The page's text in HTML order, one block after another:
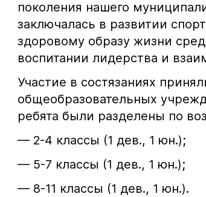
поколения нашего
заключалась в развитии
здоровому образу жизни
воспитании лидерства и
Участие в состязаниях
общеобразовательных
ребята были разделены по
— 2-4 классы (1 дев., 1 юн.);
— 5-7 классы (1 дев., 1 юн.);
— 8-11 классы (1 дев., 1 юн.).